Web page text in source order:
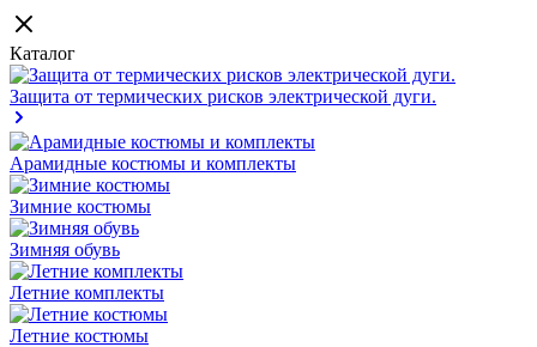
Каталог
Защита от термических рисков электрической дуги.
Арамидные костюмы и комплекты
Зимние костюмы
Зимняя обувь
Летние комплекты
Летние костюмы